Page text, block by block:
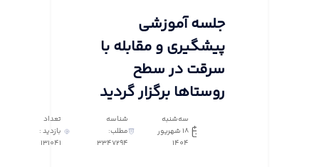
جلسه آموزشی
پیشگیری و مقابله با
سرقت در سطح
روستاها برگزار گردید
سه‌شنبه
18 شهریور
1404
شناسه
مطلب:
3347294
تعداد
بازدید :
131041